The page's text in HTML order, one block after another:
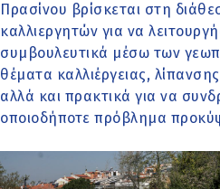
Πρασίνου βρίσκεται στη
καλλιεργητών για να
συμβουλευτικά μέσω των
θέματα καλλιέργειας,
αλλά και πρακτικά για να
οποιοδήποτε πρόβλημα